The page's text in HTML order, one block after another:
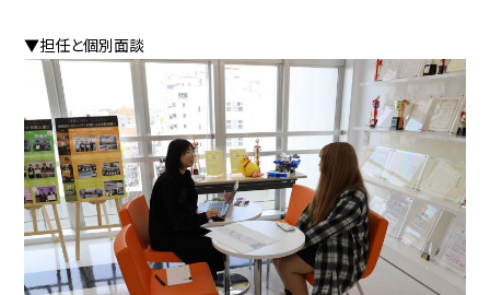
▼担任と個別面談